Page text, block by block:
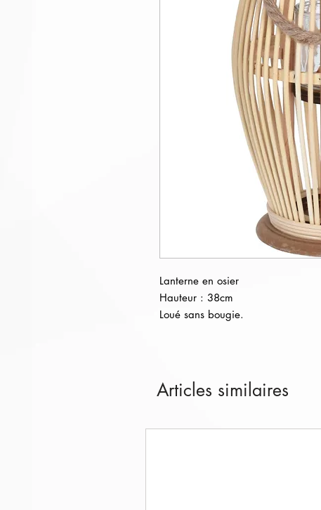
Lanterne en osier
Hauteur : 38cm
Loué sans bougie.
Articles similaires